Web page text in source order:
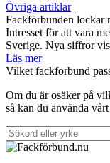
Övriga artiklar
Fackförbunden lockar
Intresset för att vara
Sverige. Nya siffror
Läs mer
Vilket fackförbund
Om du är osäker på
så kan du använda